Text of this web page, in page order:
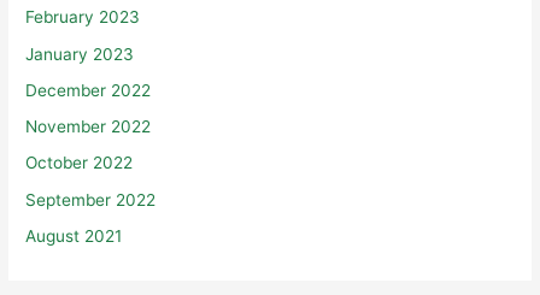
February 2023
January 2023
December 2022
November 2022
October 2022
September 2022
August 2021